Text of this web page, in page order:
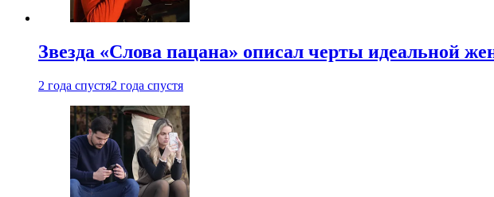
Звезда «Слова пацана» описал черты идеальной
2 года спустя2 года спустя